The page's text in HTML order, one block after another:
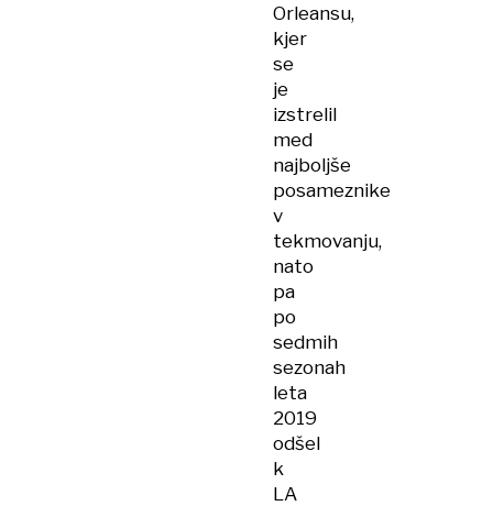
Orleansu,
kjer
se
je
izstrelil
med
najboljše
posameznike
v
tekmovanju,
nato
pa
po
sedmih
sezonah
leta
2019
odšel
k
LA